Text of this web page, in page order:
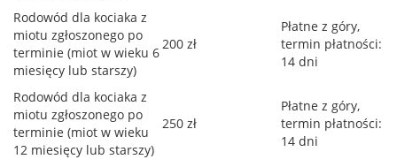
Rodowód dla kociaka z
miotu zgłoszonego po
terminie (miot w wieku 6
miesięcy lub starszy)
200 zł
Płatne z góry,
termin płatności:
14 dni
Rodowód dla kociaka z
miotu zgłoszonego po
terminie (miot w wieku
12 miesięcy lub starszy)
250 zł
Płatne z góry,
termin płatności:
14 dni